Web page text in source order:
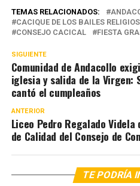
TEMAS RELACIONADOS:
CACIQUE DE LOS BAILES
CONSEJO CACICAL
FIESTA
SIGUIENTE
Comunidad de Andacollo
iglesia y salida de la Virgen:
cantó el cumpleaños
ANTERIOR
Liceo Pedro Regalado
de Calidad del Consejo de
TE PODRÍA